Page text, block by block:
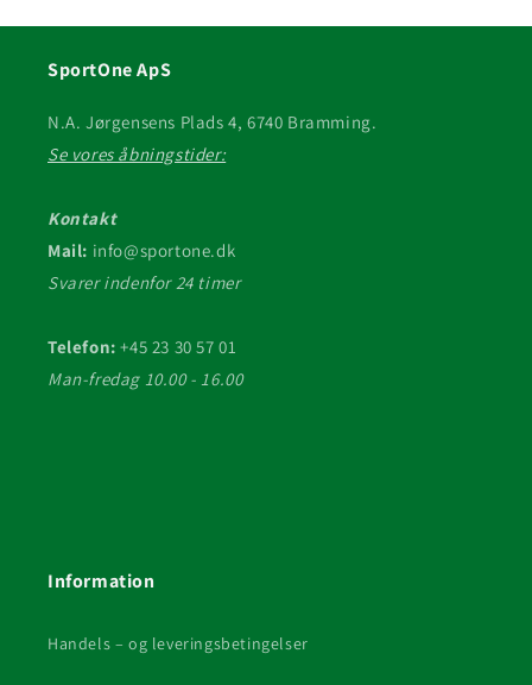
SportOne ApS
N.A. Jørgensens Plads 4, 6740 Bramming.
Se vores åbningstider:
Kontakt
Mail: info@sportone.dk
Svarer indenfor 24 timer
Telefon: +45 23 30 57 01
Man-fredag 10.00 - 16.00
Information
Handels – og leveringsbetingelser